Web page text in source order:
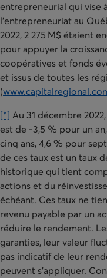
entrepreneurial qui vise
l’entrepreneuriat au
2022, 2 275 M$ étaient
pour appuyer la
coopératives et fonds
et issus de toutes les
(
[*] Au 31 décembre
est de -3,5 % pour un
cinq ans, 4,6 % pour
de ces taux est un taux
historique qui tient
actions et du
échéant. Ces taux ne
revenu payable par un
réduire le rendement.
garanties, leur valeur
pas indicatif de leur
peuvent s'appliquer.